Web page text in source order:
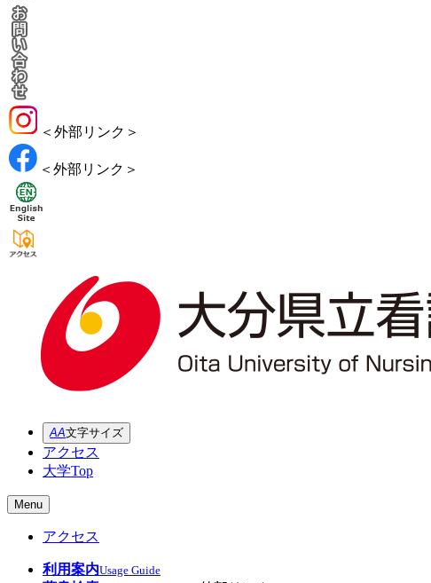
＜外部リンク＞
＜外部リンク＞
AA文字サイズ
アクセス
大学Top
Menu
アクセス
利用案内Usage Guide